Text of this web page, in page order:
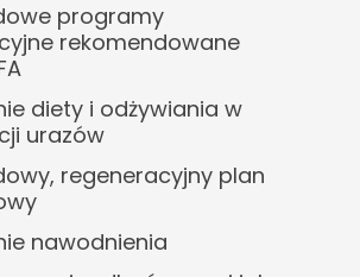
programy
rekomendowane
diety i odżywiania w
urazów
regeneracyjny plan
nawodnienia